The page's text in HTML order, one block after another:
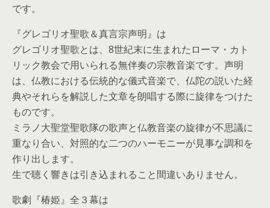
です。
『グレゴリオ聖歌＆真言宗声明』は
グレゴリオ聖歌とは、8世紀末に生まれたローマ・カト
リック教会で用いられる無伴奏の宗教音楽です。声明
は、仏教における伝統的な儀式音楽で、仏陀の説いた経
典やそれらを解説した文章を朗唱する際に旋律をつけた
ものです。
ミラノ大聖堂聖歌隊の歌声と仏教音楽の旋律が不思議に
重なり合い、対照的な二つのハーモニーが見事な調和を
作り出します。
生で聴く響きは引き込まれること間違いありません。
歌劇『椿姫』全３幕は